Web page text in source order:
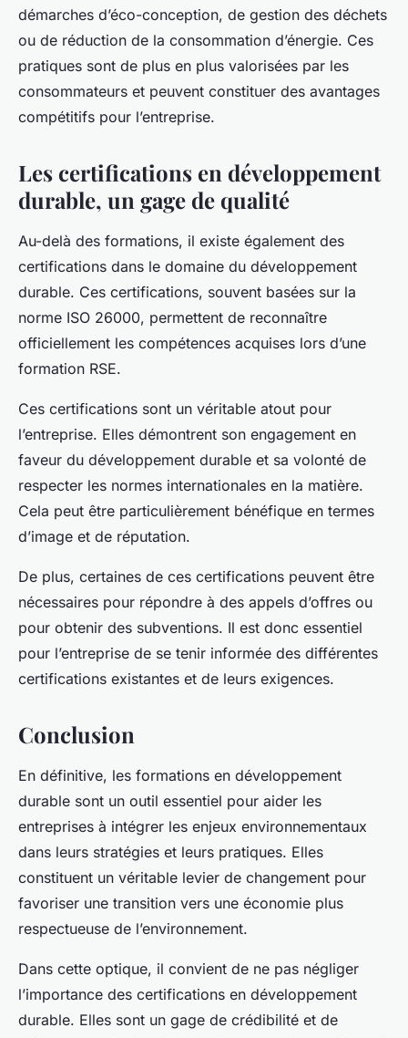
démarches d’éco-conception, de gestion des déchets
ou de réduction de la consommation d’énergie. Ces
pratiques sont de plus en plus valorisées par les
consommateurs et peuvent constituer des avantages
compétitifs pour l’entreprise.
Les certifications en développement
durable, un gage de qualité
Au-delà des formations, il existe également des
certifications dans le domaine du développement
durable. Ces certifications, souvent basées sur la
norme ISO 26000, permettent de reconnaître
officiellement les compétences acquises lors d’une
formation RSE.
Ces certifications sont un véritable atout pour
l’entreprise. Elles démontrent son engagement en
faveur du développement durable et sa volonté de
respecter les normes internationales en la matière.
Cela peut être particulièrement bénéfique en termes
d’image et de réputation.
De plus, certaines de ces certifications peuvent être
nécessaires pour répondre à des appels d’offres ou
pour obtenir des subventions. Il est donc essentiel
pour l’entreprise de se tenir informée des différentes
certifications existantes et de leurs exigences.
Conclusion
En définitive, les formations en développement
durable sont un outil essentiel pour aider les
entreprises à intégrer les enjeux environnementaux
dans leurs stratégies et leurs pratiques. Elles
constituent un véritable levier de changement pour
favoriser une transition vers une économie plus
respectueuse de l’environnement.
Dans cette optique, il convient de ne pas négliger
l’importance des certifications en développement
durable. Elles sont un gage de crédibilité et de